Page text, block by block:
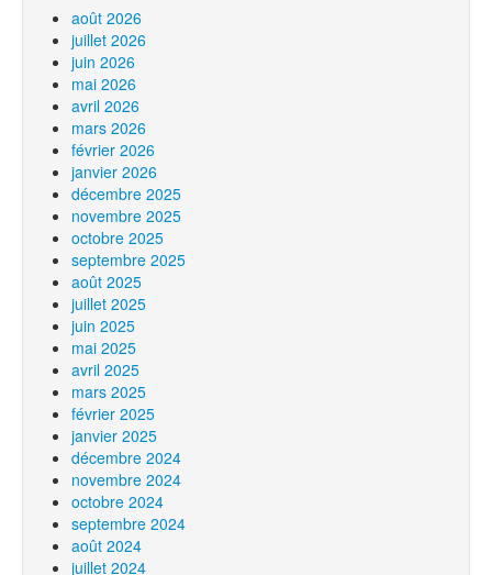
août 2026
juillet 2026
juin 2026
mai 2026
avril 2026
mars 2026
février 2026
janvier 2026
décembre 2025
novembre 2025
octobre 2025
septembre 2025
août 2025
juillet 2025
juin 2025
mai 2025
avril 2025
mars 2025
février 2025
janvier 2025
décembre 2024
novembre 2024
octobre 2024
septembre 2024
août 2024
juillet 2024